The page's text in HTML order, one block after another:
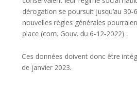
dérogation se poursuit jusqu’au
nouvelles règles générales
place (com. Gouv. du 6‑12‑2022) .
Ces données doivent donc être
de janvier 2023.